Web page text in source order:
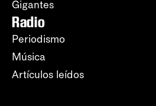
Gigantes
Radio
Periodismo
Música
Artículos leídos